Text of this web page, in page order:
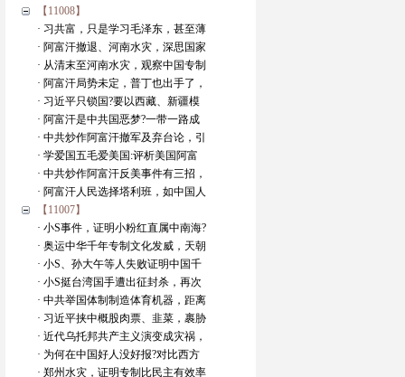
【11008】
· 习共富，只是学习毛泽东，甚至薄
· 阿富汗撤退、河南水灾，深思国家
· 从清末至河南水灾，观察中国专制
· 阿富汗局势未定，普丁也出手了，
· 习近平只锁国?要以西藏、新疆模
· 阿富汗是中共国恶梦?一带一路成
· 中共炒作阿富汗撤军及弃台论，引
· 学爱国五毛爱美国:评析美国阿富
· 中共炒作阿富汗反美事件有三招，
· 阿富汗人民选择塔利班，如中国人
【11007】
· 小S事件，证明小粉红直属中南海?
· 奥运中华千年专制文化发威，天朝
· 小S、孙大午等人失败证明中国千
· 小S挺台湾国手遭出征封杀，再次
· 中共举国体制制造体育机器，距离
· 习近平挟中概股肉票、韭菜，裹胁
· 近代乌托邦共产主义演变成灾祸，
· 为何在中国好人没好报?对比西方
· 郑州水灾，证明专制比民主有效率